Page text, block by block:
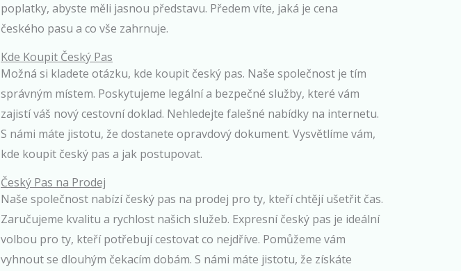
poplatky, abyste měli jasnou představu. Předem víte, jaká je cena
českého pasu a co vše zahrnuje.
Kde Koupit Český Pas
Možná si kladete otázku, kde koupit český pas. Naše společnost je tím
správným místem. Poskytujeme legální a bezpečné služby, které vám
zajistí váš nový cestovní doklad. Nehledejte falešné nabídky na internetu.
S námi máte jistotu, že dostanete opravdový dokument. Vysvětlíme vám,
kde koupit český pas a jak postupovat.
Český Pas na Prodej
Naše společnost nabízí český pas na prodej pro ty, kteří chtějí ušetřit čas.
Zaručujeme kvalitu a rychlost našich služeb. Expresní český pas je ideální
volbou pro ty, kteří potřebují cestovat co nejdříve. Pomůžeme vám
vyhnout se dlouhým čekacím dobám. S námi máte jistotu, že získáte